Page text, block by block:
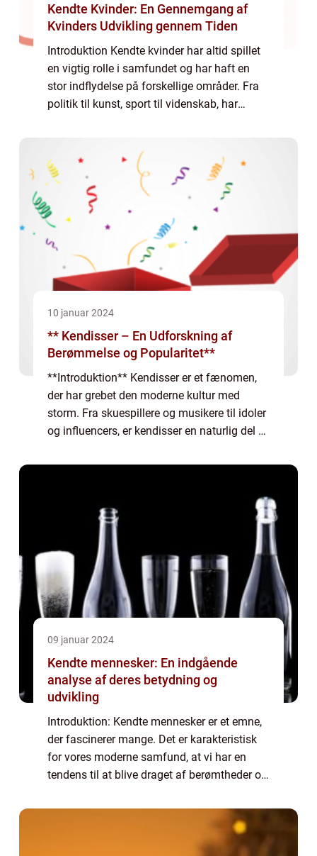
Kendte Kvinder: En Gennemgang af
Kvinders Udvikling gennem Tiden
Introduktion Kendte kvinder har altid spillet
en vigtig rolle i samfundet og har haft en
stor indflydelse på forskellige områder. Fra
politik til kunst, sport til videnskab, har
10 januar 2024
** Kendisser – En Udforskning af
Berømmelse og Popularitet**
**Introduktion** Kendisser er et fænomen,
der har grebet den moderne kultur med
storm. Fra skuespillere og musikere til idoler
og influencers, er kendisser en naturlig del af
artikel vil udforske verden af kendisser...
09 januar 2024
Kendte mennesker: En indgående
analyse af deres betydning og
udvikling
Introduktion: Kendte mennesker er et emne,
der fascinerer mange. Det er karakteristisk
for vores moderne samfund, at vi har en
tendens til at blive draget af berømtheder og
forskellige aspekter af kendt...